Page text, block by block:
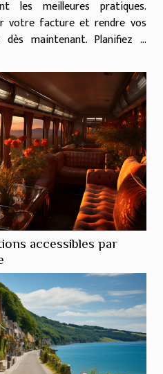
les meilleures pratiques.
votre facture et rendre vos
dès maintenant. Planifiez à
accessibles par